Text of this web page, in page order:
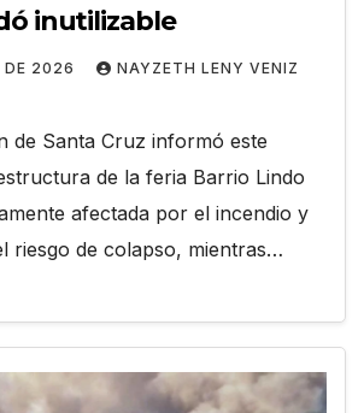
inutilizable
DE 2026 NAYZETH LENY VENIZ
de Santa Cruz informó este
de la feria Barrio Lindo
afectada por el incendio y
riesgo de colapso, mientras…